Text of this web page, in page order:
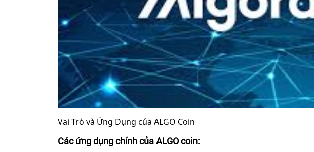
Vai Trò và Ứng Dụng của ALGO Coin
Các ứng dụng chính của ALGO coin: